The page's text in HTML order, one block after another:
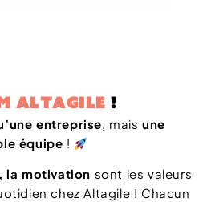
Altagile !
entreprise, maisune
équipe !
la motivation sont les valeurs
chez Altagile ! Chacun